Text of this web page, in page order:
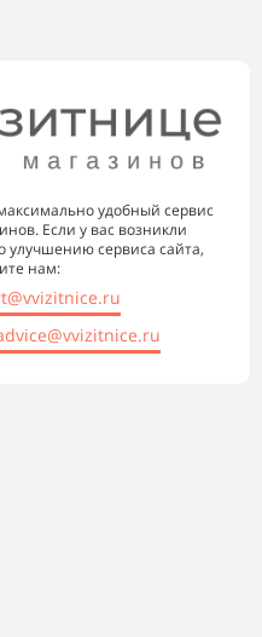
удобный сервис
Если у вас возникли
улучшению сервиса сайта,
нам: